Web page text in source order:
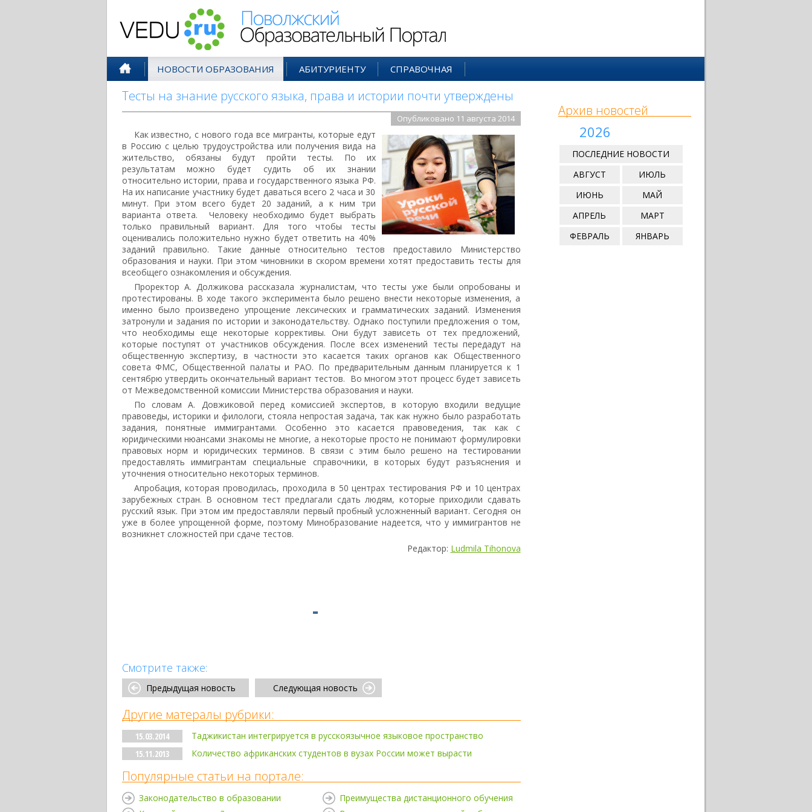
НОВОСТИ ОБРАЗОВАНИЯ АБИТУРИЕНТУ СПРАВОЧНАЯ
Тесты на знание русского языка, права и истории почти утверждены
Опубликовано 11 августа 2014
Как известно, с нового года все мигранты, которые едут
в Россию с целью трудоустройства или получения вида на
жительство, обязаны будут пройти тесты. По их
результатам можно будет судить об их знании
относительно истории, права и государственного языка РФ.
На их написание участнику будет даваться всего 2 часа и 30
минут. При этом всего будет 20 заданий, а к ним три
варианта ответа. Человеку необходимо будет выбрать
только правильный вариант. Для того чтобы тесты
оценивались положительно нужно будет ответить на 40%
заданий правильно. Такие данные относительно тестов предоставило Министерство
образования и науки. При этом чиновники в скором времени хотят предоставить тесты для
всеобщего ознакомления и обсуждения.
Проректор А. Должикова рассказала журналистам, что тесты уже были опробованы и
протестированы. В ходе такого эксперимента было решено внести некоторые изменения, а
именно было произведено упрощение лексических и грамматических заданий. Изменения
затронули и задания по истории и законодательству. Однако поступили предложения о том,
что необходимы еще некоторые коррективы. Они будут зависеть от тех предложений,
которые поступят от участников обсуждения. После всех изменений тесты передадут на
общественную экспертизу, в частности это касается таких органов как Общественного
совета ФМС, Общественной палаты и РАО. По предварительным данным планируется к 1
сентябрю утвердить окончательный вариант тестов. Во многом этот процесс будет зависеть
от Межведомственной комиссии Министерства образования и науки.
По словам А. Довжиковой перед комиссией экспертов, в которую входили ведущие
правоведы, историки и филологи, стояла непростая задача, так как нужно было разработать
задания, понятные иммигрантами. Особенно это касается правоведения, так как с
юридическими нюансами знакомы не многие, а некоторые просто не понимают формулировки
правовых норм и юридических терминов. В связи с этим было решено на тестировании
предоставлять иммигрантам специальные справочники, в которых будут разъяснения и
уточнения относительно некоторых терминов.
Апробация, которая проводилась, проходила в 50 центрах тестирования РФ и 10 центрах
зарубежных стран. В основном тест предлагали сдать людям, которые приходили сдавать
русский язык. При этом им предоставляли первый пробный усложненный вариант. Сегодня он
уже в более упрощенной форме, поэтому Минобразование надеется, что у иммигрантов не
возникнет сложностей при сдаче тестов.
Редактор: Ludmila Tihonova
Смотрите также:
Предыдущая новость Следующая новость
Другие матералы рубрики:
15.03.2014
Таджикистан интегрируется в русскоязычное языковое пространство
15.11.2013
Количество африканских студентов в вузах России может вырасти
Популярные статьи на портале:
Законодательство в образовании
Преимущества дистанционного обучения
Архив новостей
2026
ПОСЛЕДНИЕ НОВОСТИ
АВГУСТ
ИЮЛЬ
ИЮНЬ
МАЙ
АПРЕЛЬ
МАРТ
ФЕВРАЛЬ
ЯНВАРЬ